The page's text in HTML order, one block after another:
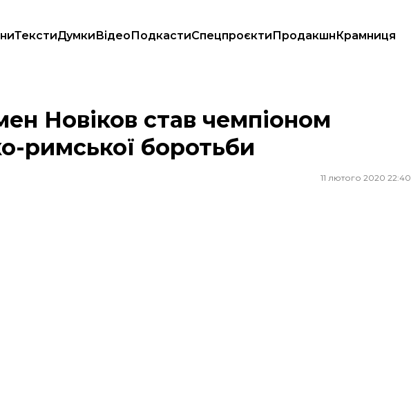
ТекстиДумкиВідеоПодкастиСпецпроєктиПродакшнКрамниця
з греко-римської боротьби
Новіков став чемпіоном
римської боротьби
11 лютого 2020 22:40